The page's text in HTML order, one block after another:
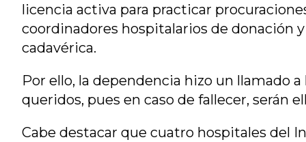
licencia activa para practicar
coordinadores hospitalarios de donación
cadavérica.
Por ello, la dependencia hizo un llamado
queridos, pues en caso de fallecer, serán
Cabe destacar que cuatro hospitales del